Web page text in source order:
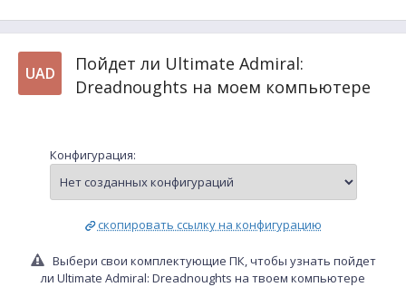
UAD
Пойдет ли Ultimate Admiral:
Dreadnoughts на моем компьютере
Конфигурация:
скопировать ссылку на конфигурацию
Выбери свои комплектующие ПК, чтобы узнать пойдет
ли Ultimate Admiral: Dreadnoughts на твоем компьютере